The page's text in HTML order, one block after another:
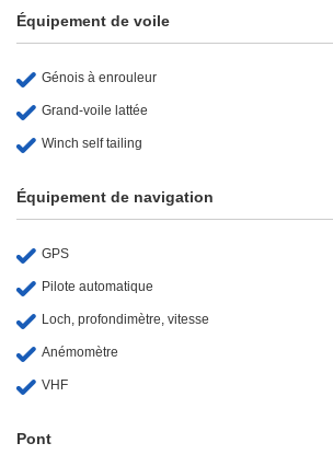
Équipement de voile
Génois à enrouleur
Grand-voile lattée
Winch self tailing
Équipement de navigation
GPS
Pilote automatique
Loch, profondimètre, vitesse
Anémomètre
VHF
Pont